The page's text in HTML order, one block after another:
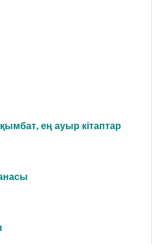
ең ауыр кітаптар